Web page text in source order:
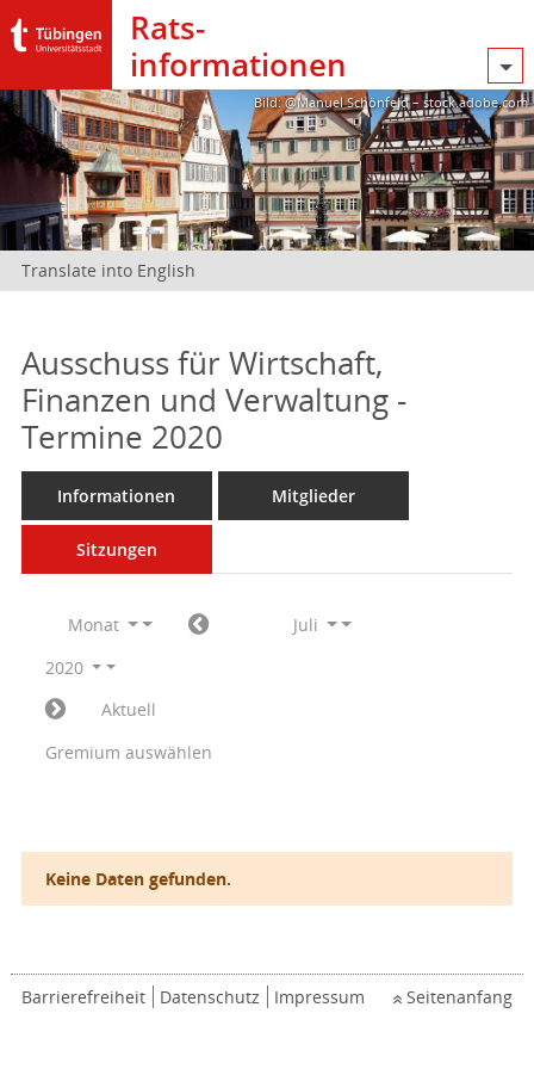
Rats­
informationen
Bild: @Manuel Schönfeld – stock.adobe.com
Translate into English
Ausschuss für Wirtschaft,
Finanzen und Verwaltung -
Termine 2020
Informationen Mitglieder
Sitzungen
Monat
Juli
2020
Aktuell
Gremium auswählen
Keine Daten gefunden.
Barrierefreiheit Datenschutz Impressum Seitenanfang